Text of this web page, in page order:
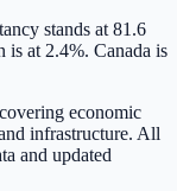
stands at 81.6
is at 2.4%. Canada is
economic
infrastructure. All
and updated